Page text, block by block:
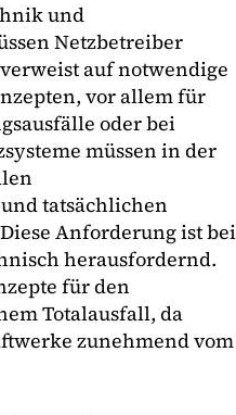
und
Netzbetreiber
auf notwendige
vor allem für
oder bei
müssen in der
tatsächlichen
Anforderung ist bei
herausfordernd.
für den
Totalausfall, da
zunehmend vom